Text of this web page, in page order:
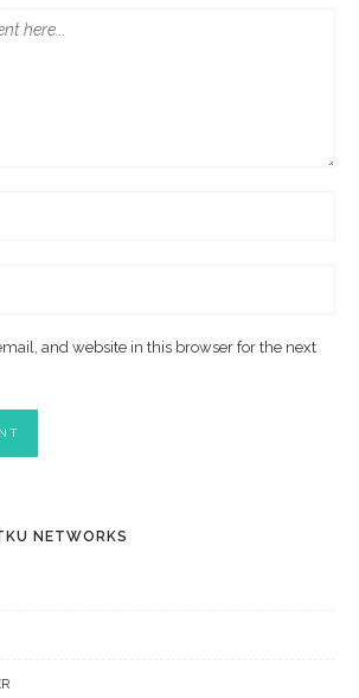
and website in this browser for the next
NETWORKS